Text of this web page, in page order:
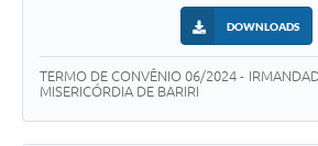
DOWNLOADS
TERMO DE CONVÊNIO 06/2024 -
MISERICÓRDIA DE BARIRI